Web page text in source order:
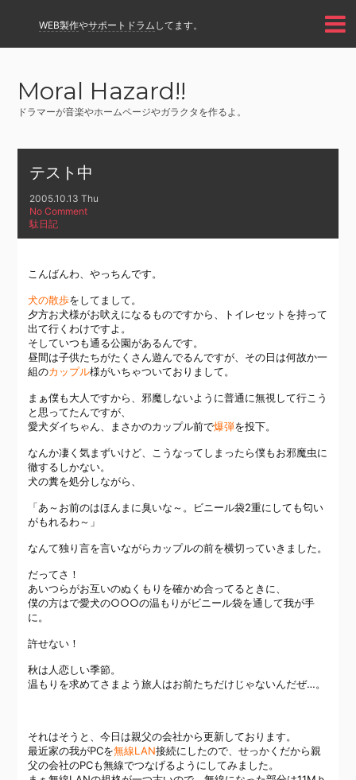
WEB製作やサポートドラム してます。
Moral Hazard!!
ドラマーが音楽やホームページやガラクタを作るよ。
テスト中
2005.10.13 Thu
No Comment
駄日記
こんばんわ、やっちんです。
犬の散歩をしてまして。
夕方お犬様がお吠えになるものですから、トイレセットを持って
出て行くわけですよ。
そしていつも通る公園があるんです。
昼間は子供たちがたくさん遊んでるんですが、その日は何故か一
組のカップル様がいちゃついておりまして。
まぁ僕も大人ですから、邪魔しないように普通に無視して行こう
と思ってたんですが、
愛犬ダイちゃん、まさかのカップル前で爆弾を投下。
なんか凄く気まずいけど、こうなってしまったら僕もお邪魔虫に
徹するしかない。
犬の糞を処分しながら、
「あ～お前のはほんまに臭いな～。ビニール袋2重にしても匂い
がもれるわ～」
なんて独り言を言いながらカップルの前を横切っていきました。
だってさ！
あいつらがお互いのぬくもりを確かめ合ってるときに、
僕の方はで愛犬の○○○の温もりがビニール袋を通して我が手
に。
許せない！
秋は人恋しい季節。
温もりを求めてさまよう旅人はお前たちだけじゃないんだぜ…。
それはそうと、今日は親父の会社から更新しております。
最近家の我がPCを無線LAN接続にしたので、せっかくだから親
父の会社のPCも無線でつなげるようにしてみました。